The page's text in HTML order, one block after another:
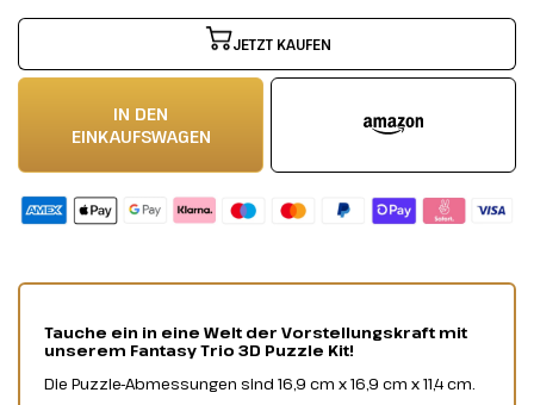
JETZT KAUFEN
IN DEN
EINKAUFSWAGEN
Tauche ein in eine Welt der Vorstellungskraft mit
unserem Fantasy Trio 3D Puzzle Kit!
Die Puzzle-Abmessungen sind 16,9 cm x 16,9 cm x 11,4 cm.